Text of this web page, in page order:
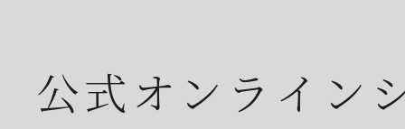
公式オンライン